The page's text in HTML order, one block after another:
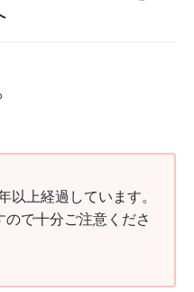
以上経過しています。
で十分ご注意くださ